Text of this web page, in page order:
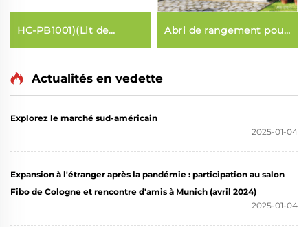
HC-PB1001)(Lit de
Pilates pour le
musculaire à domicile
Abri de rangement pour
outils de jardin
Actualités en vedette
Explorez le marché sud-américain
2025-01-04
Expansion à l'étranger après la pandémie : participation au salon
Fibo de Cologne et rencontre d'amis à Munich (avril 2024)
2025-01-04